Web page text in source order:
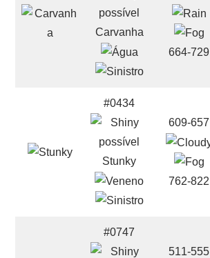
Carvanha
664-729
#0434
Stunky
609-657
762-822
#0747
511-555